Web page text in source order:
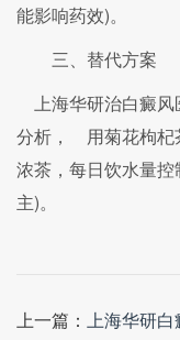
能影响药效)。
三、替代方案
上海华研治白癜风
分析， 用菊花枸杞
浓茶，每日饮水量
主)。
上一篇： 上海华研